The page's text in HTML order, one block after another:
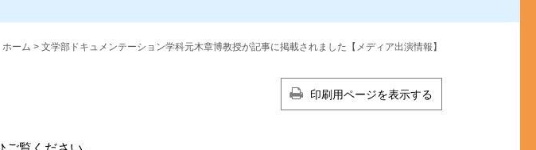
ホーム > 文学部ドキュメンテーション学科元木章博教授が記事に掲載されました【メディア出演情報】
印刷用ページを表示する